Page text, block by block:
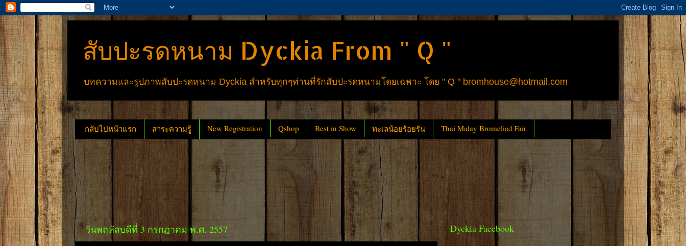
สับปะรดหนาม Dyckia From " Q "
บทความและรูปภาพสับปะรดหนาม Dyckia สำหรับทุกๆท่านที่รักสับปะรดหนามโดยเฉพาะ โดย " Q " bromhouse@hotmail.com
กลับไปหน้าแรก สาระความรู้ New Registration Qshop Best in Show ทะเลน้อยร้อยรัน Thai Malay Bromeliad Fair
วันพฤหัสบดีที่ 3 กรกฎาคม พ.ศ. 2557 Dyckia Facebook